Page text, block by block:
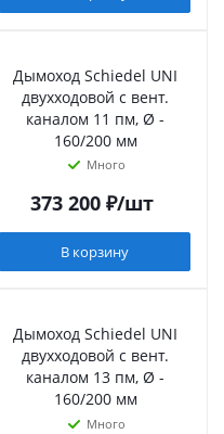
Дымоход Schiedel UNI
двухходовой с вент.
каналом 11 пм, Ø -
160/200 мм
Много
373 200₽/шт
В корзину
Дымоход Schiedel UNI
двухходовой с вент.
каналом 13 пм, Ø -
160/200 мм
Много